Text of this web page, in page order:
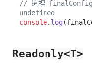
// 這裡
undefined
console. log
Readonly<T>